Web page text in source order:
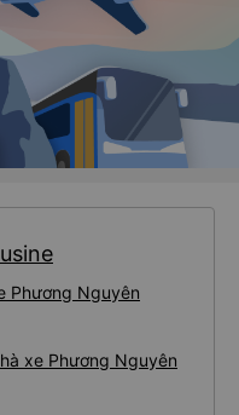
Phương Nguyên
xe Phương Nguyên